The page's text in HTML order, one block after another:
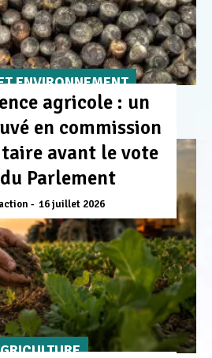
ENVIRONNEMENT
agricole : un
en commission
avant le vote
Parlement
16 juillet 2026